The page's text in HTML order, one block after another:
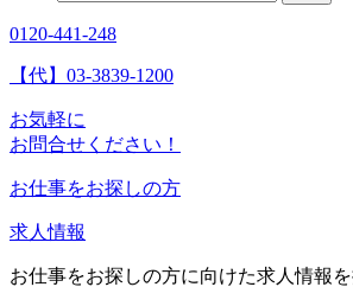
0120-441-248
【代】03-3839-1200
お気軽に
お問合せください！
お仕事をお探しの方
求人情報
お仕事をお探しの方に向けた求人情報を